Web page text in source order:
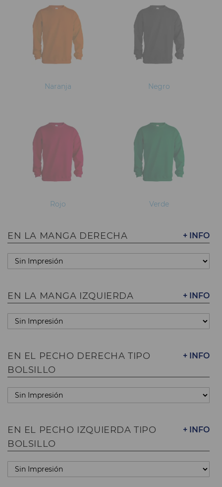
Naranja Negro
Rojo Verde
+ INFO
EN LA MANGA DERECHA
+ INFO
EN LA MANGA IZQUIERDA
+ INFO
EN EL PECHO DERECHA TIPO
BOLSILLO
+ INFO
EN EL PECHO IZQUIERDA TIPO
BOLSILLO